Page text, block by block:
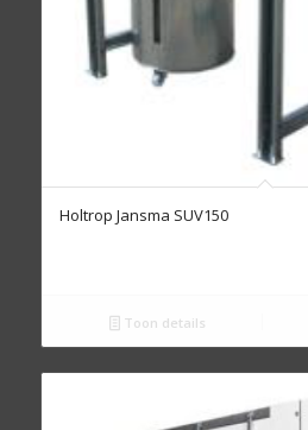
Holtrop Jansma SUV150
Toon details